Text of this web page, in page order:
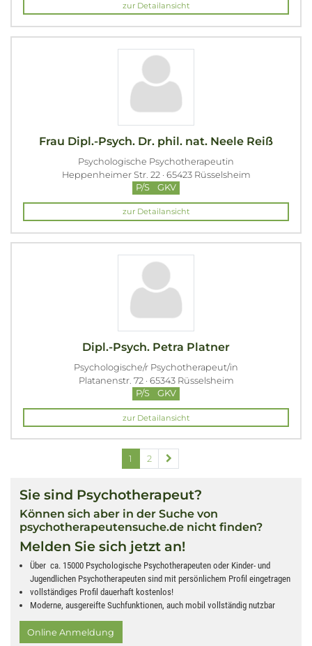
zur Detailansicht
Frau Dipl.-Psych. Dr. phil. nat. Neele Reiß
Psychologische Psychotherapeutin
Heppenheimer Str. 22 · 65423 Rüsselsheim
P/S
GKV
zur Detailansicht
Dipl.-Psych. Petra Platner
Psychologische/r Psychotherapeut/in
Platanenstr. 72 · 65343 Rüsselsheim
P/S
GKV
zur Detailansicht
1 2
Sie sind Psychotherapeut?
Können sich aber in der Suche von
psychotherapeutensuche.de nicht finden?
Melden Sie sich jetzt an!
Über ca. 15000 Psychologische Psychotherapeuten oder Kinder- und
Jugendlichen Psychotherapeuten sind mit persönlichem Profil eingetragen
vollständiges Profil dauerhaft kostenlos!
Moderne, ausgereifte Suchfunktionen, auch mobil vollständig nutzbar
Online Anmeldung